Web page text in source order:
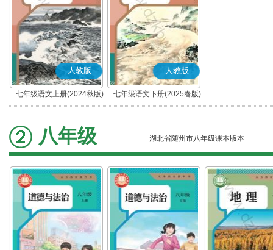
人教版
七年级语文上册(2024秋版)
(部编版)
人教版
七年级语文下册(2025春版)
(部编版)
八年级 湖北省随州市八年级课本版本